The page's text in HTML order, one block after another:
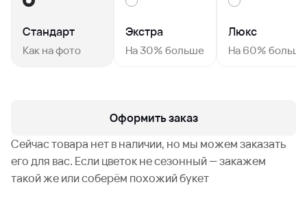
Стандарт
Как на фото
Экстра
На 30% больше
Люкс
На 60% больше
Оформить заказ
Сейчас товара нет в наличии, но мы можем заказать
его для вас. Если цветок не сезонный — закажем
такой же или соберём похожий букет